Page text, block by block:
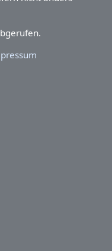
4.0 International